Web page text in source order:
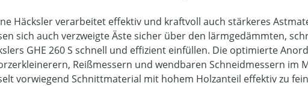
Häcksler verarbeitet effektiv und kraftvoll auch stärkeres
sich auch verzweigte Äste sicher über den lärmgedämmten,
GHE 260 S schnell und effizient einfüllen. Die optimierte
Reißmessern und wendbaren Schneidmessern im
vorwiegend Schnittmaterial mit hohem Holzanteil effektiv zu